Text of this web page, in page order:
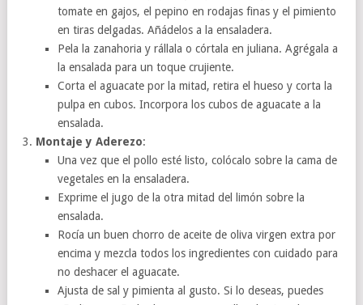
tomate en gajos, el pepino en rodajas finas y el pimiento
en tiras delgadas. Añádelos a la ensaladera.
Pela la zanahoria y rállala o córtala en juliana. Agrégala a
la ensalada para un toque crujiente.
Corta el aguacate por la mitad, retira el hueso y corta la
pulpa en cubos. Incorpora los cubos de aguacate a la
ensalada.
Montaje y Aderezo:
Una vez que el pollo esté listo, colócalo sobre la cama de
vegetales en la ensaladera.
Exprime el jugo de la otra mitad del limón sobre la
ensalada.
Rocía un buen chorro de aceite de oliva virgen extra por
encima y mezcla todos los ingredientes con cuidado para
no deshacer el aguacate.
Ajusta de sal y pimienta al gusto. Si lo deseas, puedes